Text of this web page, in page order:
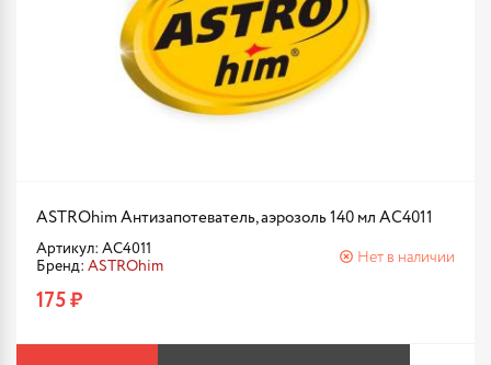
ASTROhim Антизапотеватель, аэрозоль 140 мл AC4011
Артикул: AC4011
Бренд: ASTROhim
Нет в наличии
175 ₽